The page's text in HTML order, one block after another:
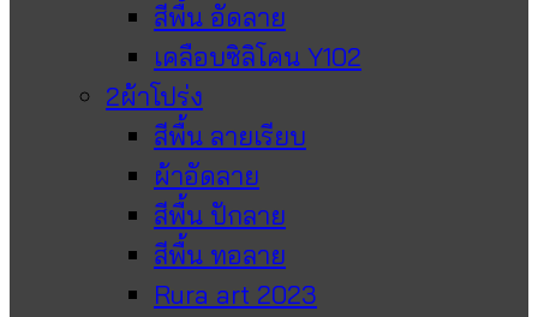
สีพื้น อัดลาย
เคลือบซิลิโคน Y102
2ผ้าโปร่ง
สีพื้น ลายเรียบ
ผ้าอัดลาย
สีพื้น ปักลาย
สีพื้น ทอลาย
Rura art 2023